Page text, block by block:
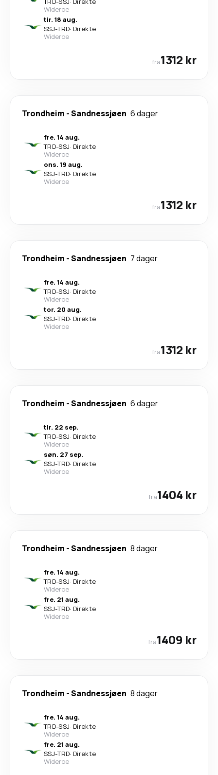
Wideroe
tir. 18 aug.
SSJ-TRD· Direkte
Wideroe
fra1312 kr
Trondheim -Sandnessjøen 6 dager
fre. 14 aug.
TRD-SSJ· Direkte
Wideroe
ons. 19 aug.
SSJ-TRD· Direkte
Wideroe
fra1312 kr
Trondheim -Sandnessjøen 7 dager
fre. 14 aug.
TRD-SSJ· Direkte
Wideroe
tor. 20 aug.
SSJ-TRD· Direkte
Wideroe
fra1312 kr
Trondheim -Sandnessjøen 6 dager
tir. 22 sep.
TRD-SSJ· Direkte
Wideroe
søn. 27 sep.
SSJ-TRD· Direkte
Wideroe
fra1404 kr
Trondheim -Sandnessjøen 8 dager
fre. 14 aug.
TRD-SSJ· Direkte
Wideroe
fre. 21 aug.
SSJ-TRD· Direkte
Wideroe
fra1409 kr
Trondheim -Sandnessjøen 8 dager
fre. 14 aug.
TRD-SSJ· Direkte
Wideroe
fre. 21 aug.
SSJ-TRD· Direkte
Wideroe